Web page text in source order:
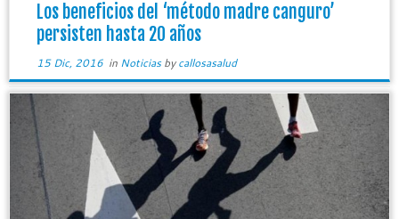
Los beneficios del ‘método madre canguro’
persisten hasta 20 años
15 Dic, 2016in Noticiasbycallosasalud